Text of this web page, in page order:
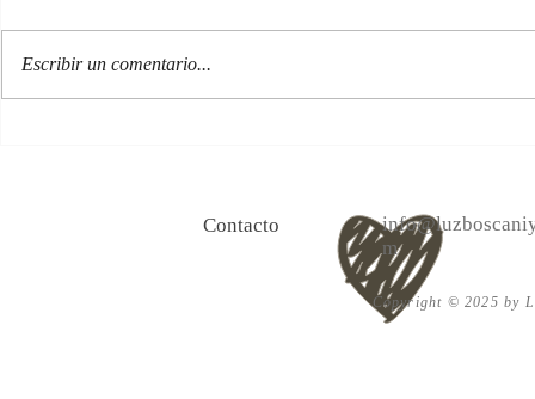
Escribir un comentario...
Contacto
m
Copyright © 2025 by